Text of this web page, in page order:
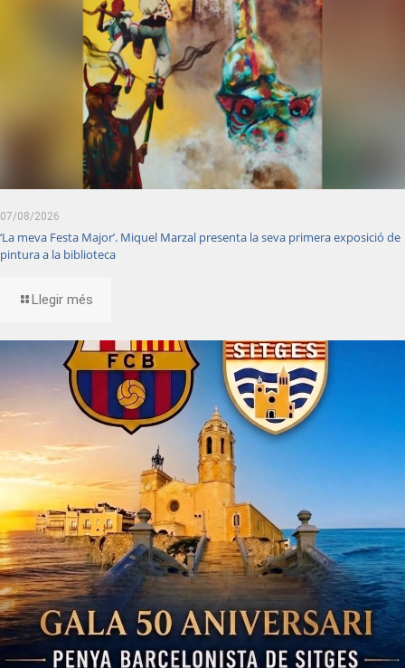
07/08/2026
‘La meva Festa Major’. Miquel Marzal presenta la seva primera exposició de
pintura a la biblioteca
Llegir més